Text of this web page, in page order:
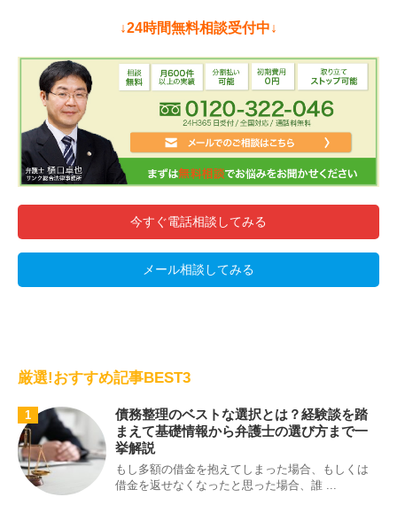
↓24時間無料相談受付中↓
今すぐ電話相談してみる
メール相談してみる
厳選!おすすめ記事BEST3
1
債務整理のベストな選択とは？経験談を踏
まえて基礎情報から弁護士の選び方まで一
挙解説
もし多額の借金を抱えてしまった場合、もしくは
借金を返せなくなったと思った場合、誰 ...